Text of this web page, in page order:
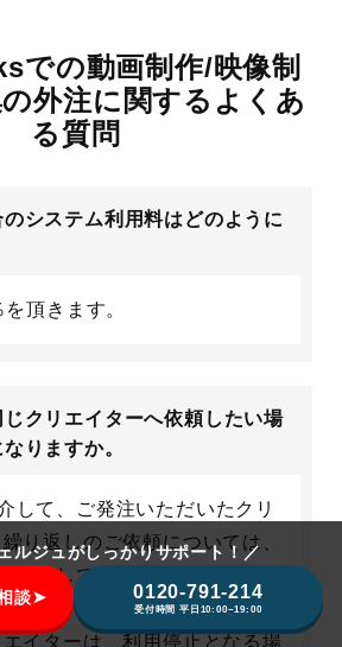
での動画制作/映像制
外注に関するよくあ
る質問
システム利用料はどのように
頂きます。
じクリエイターへ依頼したい場
りますか。
して、ご発注いただいたクリ
り返しのご依頼については、
を介して、リピート発注いた
ます。規約違反されたご依頼
イターは、利用停止となる場
ルジュがしっかりサポート！／
談➤ 0120-791-214
受付時間 平日10:00~19:00